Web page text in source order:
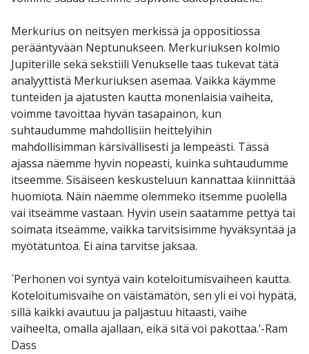
Merkurius on neitsyen merkissä ja oppositiossa
perääntyvään Neptunukseen. Merkuriuksen kolmio
Jupiterille sekä sekstiili Venukselle taas tukevat tätä
analyyttistä Merkuriuksen asemaa. Vaikka käymme
tunteiden ja ajatusten kautta monenlaisia vaiheita,
voimme tavoittaa hyvän tasapainon, kun
suhtaudumme mahdollisiin heittelyihin
mahdollisimman kärsivällisesti ja lempeästi. Tässä
ajassa näemme hyvin nopeasti, kuinka suhtaudumme
itseemme. Sisäiseen keskusteluun kannattaa kiinnittää
huomiota. Näin näemme olemmeko itsemme puolella
vai itseämme vastaan. Hyvin usein saatamme pettyä tai
soimata itseämme, vaikka tarvitsisimme hyväksyntää ja
myötätuntoa. Ei aina tarvitse jaksaa.
`Perhonen voi syntyä vain koteloitumisvaiheen kautta.
Koteloitumisvaihe on väistämätön, sen yli ei voi hypätä,
sillä kaikki avautuu ja paljastuu hitaasti, vaihe
vaiheelta, omalla ajallaan, eikä sitä voi pakottaa.’-Ram
Dass